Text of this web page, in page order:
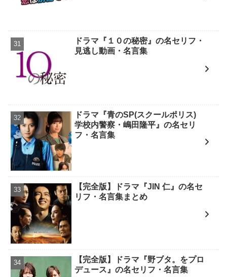
ドラマ『１０の秘密』の名セリフ・
見逃し動画・名言集
ドラマ『青のSP(スクールポリス)
学校内警察・嶋田隆平』の名セリ
フ・名言集
【完全版】ドラマ『JIN 仁』の名セ
リフ・名言集まとめ
【完全版】ドラマ『野ブタ。をプロ
デュース』の名セリフ・名言集